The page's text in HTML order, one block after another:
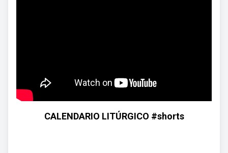
CALENDARIO LITÚRGICO #shorts